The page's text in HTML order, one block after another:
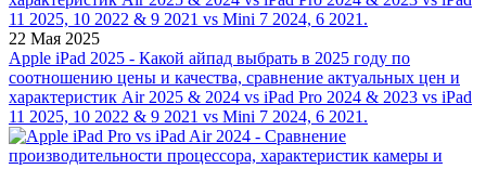
22 Мая 2025
Apple iPad 2025 - Какой айпад выбрать в 2025 году по
соотношению цены и качества, сравнение актуальных цен и
характеристик Air 2025 & 2024 vs iPad Pro 2024 & 2023 vs iPad
11 2025, 10 2022 & 9 2021 vs Mini 7 2024, 6 2021.